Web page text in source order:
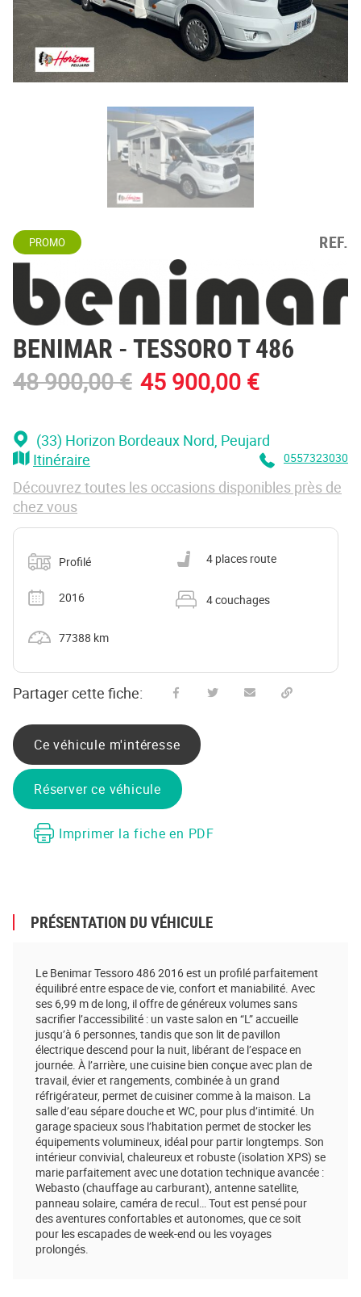
PROMO REF.
BENIMAR - TESSORO T 486
48 900,00 € 45 900,00 €
(33) Horizon Bordeaux Nord , Peujard
Itinéraire
0557323030
Découvrez toutes les occasions disponibles près de
chez vous
Catégorie
Profilé
Nombre de places carte grise
4 places route
Année
2016
Nombre de couchages
4 couchages
77388 km
Partager cette fiche:
Ce véhicule m'intéresse
Réserver ce véhicule
Imprimer la fiche en PDF
PRÉSENTATION DU VÉHICULE
Le Benimar Tessoro 486 2016 est un profilé parfaitement
équilibré entre espace de vie, confort et maniabilité. Avec
ses 6,99 m de long, il offre de généreux volumes sans
sacrifier l’accessibilité : un vaste salon en “L” accueille
jusqu’à 6 personnes, tandis que son lit de pavillon
électrique descend pour la nuit, libérant de l’espace en
journée. À l’arrière, une cuisine bien conçue avec plan de
travail, évier et rangements, combinée à un grand
réfrigérateur, permet de cuisiner comme à la maison. La
salle d’eau sépare douche et WC, pour plus d’intimité. Un
garage spacieux sous l’habitation permet de stocker les
équipements volumineux, idéal pour partir longtemps. Son
intérieur convivial, chaleureux et robuste (isolation XPS) se
marie parfaitement avec une dotation technique avancée :
Webasto (chauffage au carburant), antenne satellite,
panneau solaire, caméra de recul… Tout est pensé pour
des aventures confortables et autonomes, que ce soit
pour les escapades de week-end ou les voyages
prolongés.